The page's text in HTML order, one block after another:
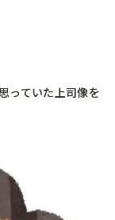
っていた上司像を